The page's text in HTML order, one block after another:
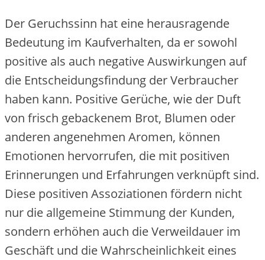
Der Geruchssinn hat eine herausragende
Bedeutung im Kaufverhalten, da er sowohl
positive als auch negative Auswirkungen auf
die Entscheidungsfindung der Verbraucher
haben kann. Positive Gerüche, wie der Duft
von frisch gebackenem Brot, Blumen oder
anderen angenehmen Aromen, können
Emotionen hervorrufen, die mit positiven
Erinnerungen und Erfahrungen verknüpft sind.
Diese positiven Assoziationen fördern nicht
nur die allgemeine Stimmung der Kunden,
sondern erhöhen auch die Verweildauer im
Geschäft und die Wahrscheinlichkeit eines